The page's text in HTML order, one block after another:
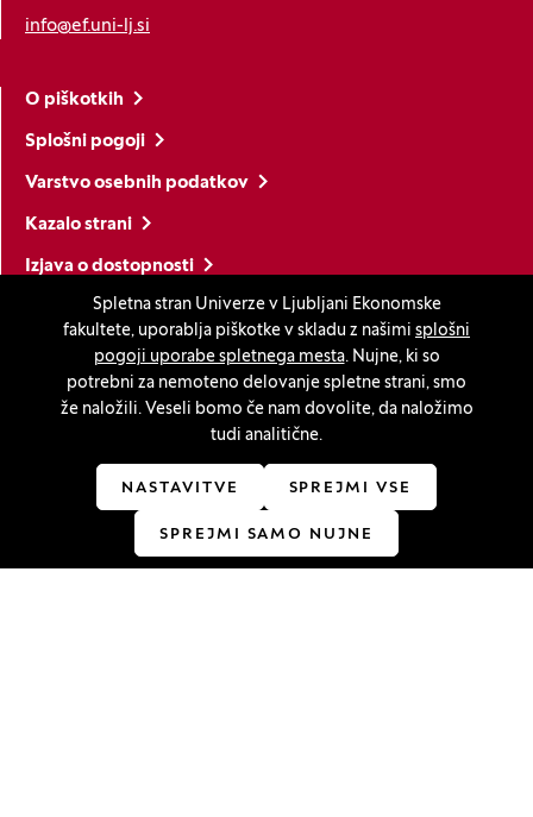
Spletna stran Univerze v Ljubljani Ekonomske
fakultete, uporablja piškotke v skladu z našimi splošni
pogoji uporabe spletnega mesta. Nujne, ki so
potrebni za nemoteno delovanje spletne strani, smo
že naložili. Veseli bomo če nam dovolite, da naložimo
tudi analitične.
NASTAVITVE SPREJMI VSE
SPREJMI SAMO NUJNE
info@ef.uni-lj.si
O piškotkih
Splošni pogoji
Varstvo osebnih podatkov
Kazalo strani
Izjava o dostopnosti
Nastavitve piškotkov
Ostanite v stiku
(Odpre se v novem oknu)
(Odpre se v novem oknu)
Facebook
(Odpre se v novem oknu)
Instagram
(Odpre se v novem oknu)
TikTok
(Odpre se v novem oknu)